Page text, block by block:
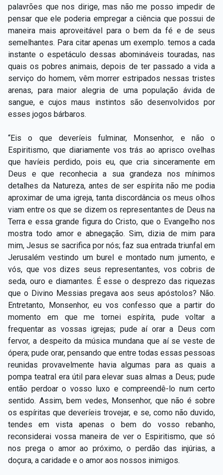
palavrões que nos dirige, mas não me posso impedir de
pensar que ele poderia empregar a ciência que possui de
maneira mais aproveitável para o bem da fé e de seus
semelhantes. Para citar apenas um exemplo. temos a cada
instante o espetáculo dessas abomináveis touradas, nas
quais os pobres animais, depois de ter passado a vida a
serviço do homem, vêm morrer estripados nessas tristes
arenas, para maior alegria de uma população ávida de
sangue, e cujos maus instintos são desenvolvidos por
esses jogos bárbaros.
“Eis o que deveríeis fulminar, Monsenhor, e não o
Espiritismo, que diariamente vos trás ao aprisco ovelhas
que havíeis perdido, pois eu, que cria sinceramente em
Deus e que reconhecia a sua grandeza nos mínimos
detalhes da Natureza, antes de ser espírita não me podia
aproximar de uma igreja, tanta discordância os meus olhos
viam entre os que se dizem os representantes de Deus na
Terra e essa grande figura do Cristo, que o Evangelho nos
mostra todo amor e abnegação. Sim, dizia de mim para
mim, Jesus se sacrifica por nós; faz sua entrada triunfal em
Jerusalém vestindo um burel e montado num jumento, e
vós, que vos dizes seus representantes, vos cobris de
seda, ouro e diamantes. É esse o desprezo das riquezas
que o Divino Messias pregava aos seus apóstolos? Não.
Entretanto, Monsenhor, eu vos confesso que a partir do
momento em que me tornei espírita, pude voltar a
frequentar as vossas igrejas; pude aí orar a Deus com
fervor, a despeito da música mundana que aí se veste de
ópera; pude orar, pensando que entre todas essas pessoas
reunidas provavelmente havia algumas para as quais a
pompa teatral era útil para elevar suas almas a Deus; pude
então perdoar o vosso luxo e compreendê-lo num certo
sentido. Assim, bem vedes, Monsenhor, que não é sobre
os espíritas que deveríeis trovejar, e se, como não duvido,
tendes em vista apenas o bem do vosso rebanho,
reconsiderai vossa maneira de ver o Espiritismo, que só
nos prega o amor ao próximo, o perdão das injúrias, a
doçura, a caridade e o amor aos nossos inimigos.